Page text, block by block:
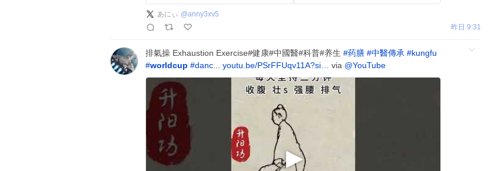
あにぃ @anny3xv5
昨日 9:31
排氣操 Exhaustion Exercise#健康#中國醫#科普#养生 #药膳 #中醫傳承 #kungfu
#worldcup #danc youtu.be/PSrFFUqv11A?si… via @YouTube